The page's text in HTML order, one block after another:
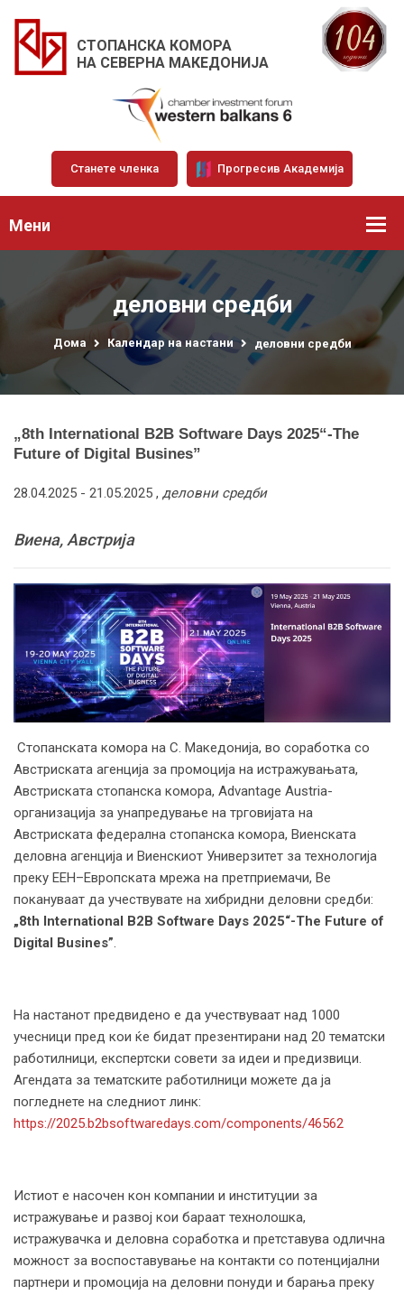
СТОПАНСКА КОМОРА
НА СЕВЕРНА МАКЕДОНИЈА
Станете членка Прогресив Академија
Мени
деловни средби
Дома Календар на настани деловни средби
„8th International B2B Software Days 2025“-Тhe
Future of Digital Busines”
28.04.2025 - 21.05.2025 , деловни средби
Виена, Австрија
Стопанската комора на С. Македонија, во соработка со
Австриската агенција за промоција на истражувањата,
Австриската стопанска комора, Advantage Austria-
организација за унапредување на трговијата на
Австриската федерална стопанска комора, Виенската
деловна агенција и Виенскиот Универзитет за технологија
преку ЕЕН–Европската мрежа на претприемачи, Ве
покануваат да учествувате на хибридни деловни средби:
„8th International B2B Software Days 2025“-Тhe Future of
Digital Busines”.
На настанот предвидено е да учествуваат над 1000
учесници пред кои ќе бидат презентирани над 20 тематски
работилници, експертски совети за идеи и предизвици.
Агендата за тематските работилници можете да ја
погледнете на следниот линк:
https://2025.b2bsoftwaredays.com/components/46562
Истиот е насочен кон компании и институции за
истражување и развој кои бараат технолошка,
истражувачка и деловна соработка и претставува одлична
можност за воспоставување на контакти со потенцијални
партнери и промоција на деловни понуди и барања преку